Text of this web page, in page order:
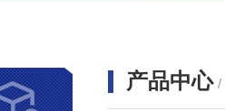
产品中心 /